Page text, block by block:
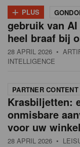
+ PLUS
gebruik van
heel braaf bij
28 APRIL 2026 •
INTELLIGENCE
PARTNER CONTENT
Krasbiljetten:
onmisbare
voor uw winkel
28 APRIL 2026 •